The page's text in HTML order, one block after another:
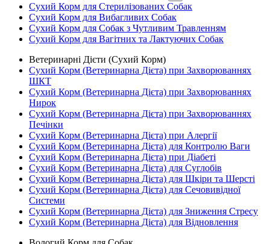
Сухий Корм для Стерилізованих Собак
Сухий Корм для Вибагливих Собак
Сухий Корм для Собак з Чутливим Травленням
Сухий Корм для Вагітних та Лактуючих Собак
Ветеринарні Дієти (Сухий Корм)
Сухий Корм (Ветеринарна Дієта) при Захворюваннях
ШКТ
Сухий Корм (Ветеринарна Дієта) при Захворюваннях
Нирок
Сухий Корм (Ветеринарна Дієта) при Захворюваннях
Печінки
Сухий Корм (Ветеринарна Дієта) при Алергії
Сухий Корм (Ветеринарна Дієта) для Контролю Ваги
Сухий Корм (Ветеринарна Дієта) при Діабеті
Сухий Корм (Ветеринарна Дієта) для Суглобів
Сухий Корм (Ветеринарна Дієта) для Шкіри та Шерсті
Сухий Корм (Ветеринарна Дієта) для Сечовивідної
Системи
Сухий Корм (Ветеринарна Дієта) для Зниження Стресу
Сухий Корм (Ветеринарна Дієта) для Відновлення